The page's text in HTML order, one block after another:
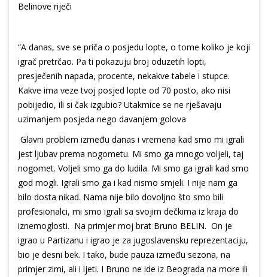
Belinove riječi
“A danas, sve se priča o posjedu lopte, o tome koliko je koji
igrač pretrčao. Pa ti pokazuju broj oduzetih lopti,
presječenih napada, procente, nekakve tabele i stupce.
Kakve ima veze tvoj posjed lopte od 70 posto, ako nisi
pobijedio, ili si čak izgubio? Utakmice se ne rješavaju
uzimanjem posjeda nego davanjem golova
Glavni problem između danas i vremena kad smo mi igrali
jest ljubav prema nogometu. Mi smo ga mnogo voljeli, taj
nogomet. Voljeli smo ga do ludila. Mi smo ga igrali kad smo
god mogli. Igrali smo ga i kad nismo smjeli. I nije nam ga
bilo dosta nikad. Nama nije bilo dovoljno što smo bili
profesionalci, mi smo igrali sa svojim dečkima iz kraja do
iznemoglosti. Na primjer moj brat Bruno BELIN. On je
igrao u Partizanu i igrao je za jugoslavensku reprezentaciju,
bio je desni bek. I tako, bude pauza između sezona, na
primjer zimi, ali i ljeti. I Bruno ne ide iz Beograda na more ili